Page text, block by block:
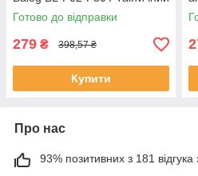
LED-ліхтарик
Готово до відправки
279 ₴ 398,57 ₴
Купити
Про нас
93% позитивних з 181 відгука